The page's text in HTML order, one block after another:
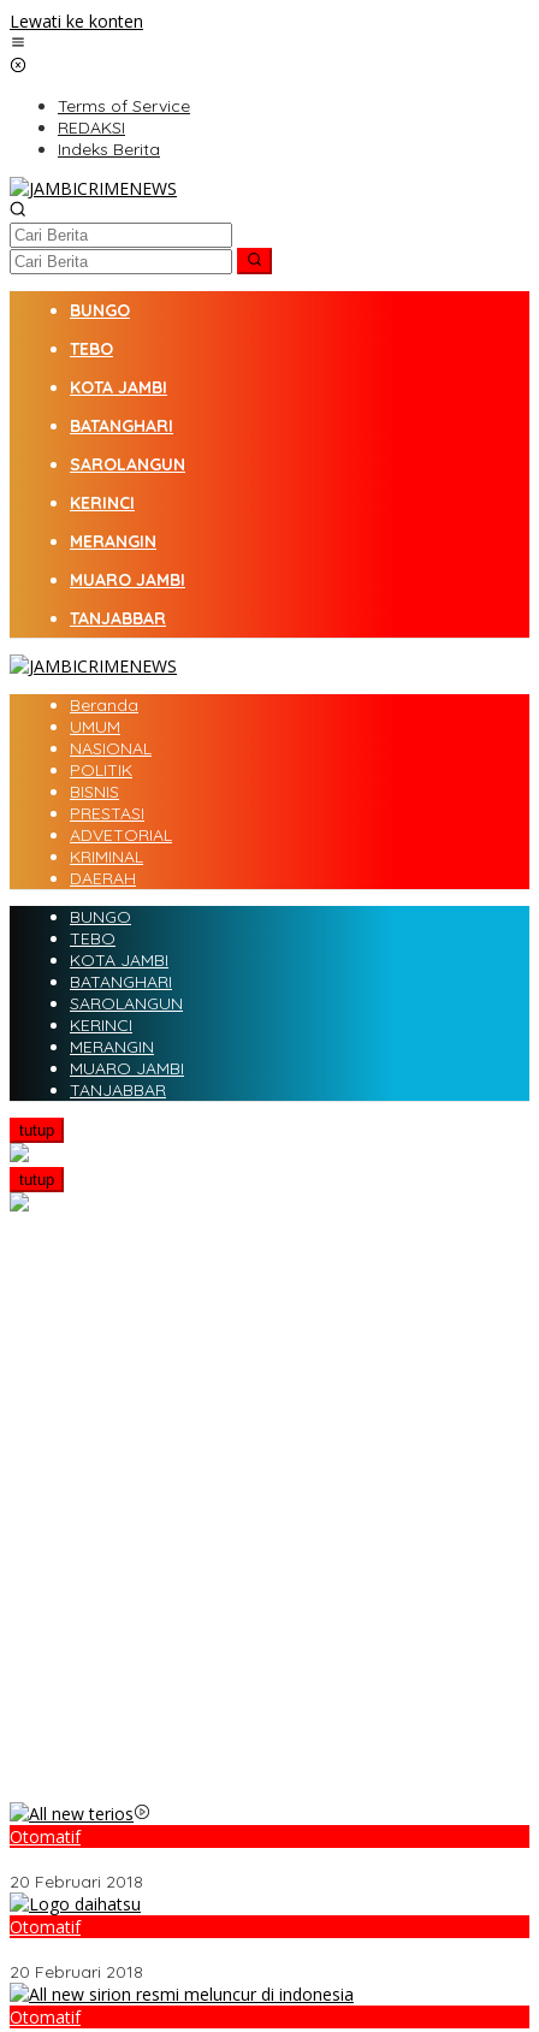
Lewati ke konten
Terms of Service
REDAKSI
Indeks Berita
BUNGO
TEBO
KOTA JAMBI
BATANGHARI
SAROLANGUN
KERINCI
MERANGIN
MUARO JAMBI
TANJABBAR
Beranda
UMUM
NASIONAL
POLITIK
BISNIS
PRESTASI
ADVETORIAL
KRIMINAL
DAERAH
BUNGO
TEBO
KOTA JAMBI
BATANGHARI
SAROLANGUN
KERINCI
MERANGIN
MUARO JAMBI
TANJABBAR
tutup
tutup
Otomatif
20 Februari 2018
Otomatif
20 Februari 2018
Otomatif